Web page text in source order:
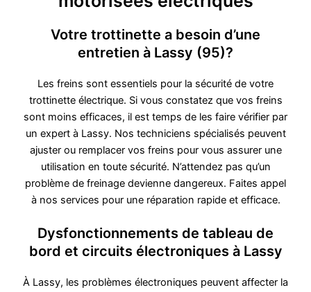
Votre trottinette a besoin d’une
entretien à Lassy (95)?
Les freins sont essentiels pour la sécurité de votre
trottinette électrique. Si vous constatez que vos freins
sont moins efficaces, il est temps de les faire vérifier par
un expert à Lassy. Nos techniciens spécialisés peuvent
ajuster ou remplacer vos freins pour vous assurer une
utilisation en toute sécurité. N’attendez pas qu’un
problème de freinage devienne dangereux. Faites appel
à nos services pour une réparation rapide et efficace.
Dysfonctionnements de tableau de
bord et circuits électroniques à Lassy
À Lassy, les problèmes électroniques peuvent affecter la